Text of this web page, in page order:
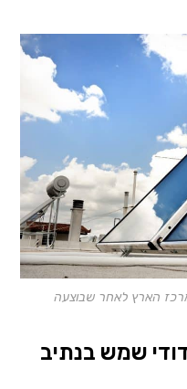
הארץ לאחר שבוצעה
שמש בנתיב